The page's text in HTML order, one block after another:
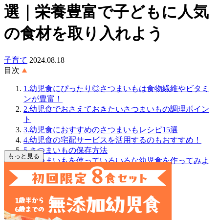
選｜栄養豊富で子どもに人気
の食材を取り入れよう
子育て 2024.08.18
目次
1.幼児食にぴったり◎さつまいもは食物繊維やビタミ
ンが豊富！
2.幼児食でおさえておきたいさつまいもの調理ポイン
ト
3.幼児食におすすめのさつまいもレシピ15選
4.幼児食の宅配サービスを活用するのもおすすめ！
5.さつまいもの保存方法
6.さつまいもを使っていろいろな幼児食を作ってみよ
う！
もっと見る